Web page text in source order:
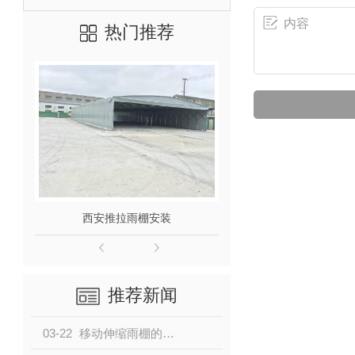
热门推荐
西安推拉雨棚安装
推荐新闻
03-22 移动伸缩雨棚的使用和及安装场地需求是怎样的？